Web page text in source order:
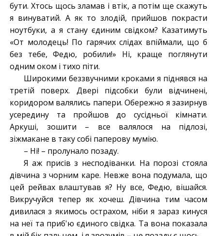
бути. Хтось щось зламав і втік, а потім ще скажуть
я винуватий. А як то злодій, прийшов покрасти
ноутбуки, а я стану єдиним свідком? Казатимуть
«От молодець! По гарячих слідах впіймали, що б
без тебе, Федю, робили!» Ні, краще поглянути
одним оком і тихо піти.
Широкими беззвучними кроками я піднявся на
третій поверх. Двері підсобки були відчинені,
коридором валялись папери. Обережно я зазирнув
усередину та пройшов до сусідньої кімнати.
Аркуші, зошити – все валялося на підлозі,
зіжмакане в таку собі паперову мумію.
– Ні! – пролунало позаду.
Я аж присів з несподіванки. На порозі стояла
дівчина з чорним каре. Невже вона подумала, що
цей рейвах влаштував я? Ну все, Федю, вішайся.
Викручуйся тепер як хочеш. Дівчина тим часом
дивилася з якимось острахом, ніби я зараз кинуся
на неї та приб'ю єдиного свідка. Та вона показала